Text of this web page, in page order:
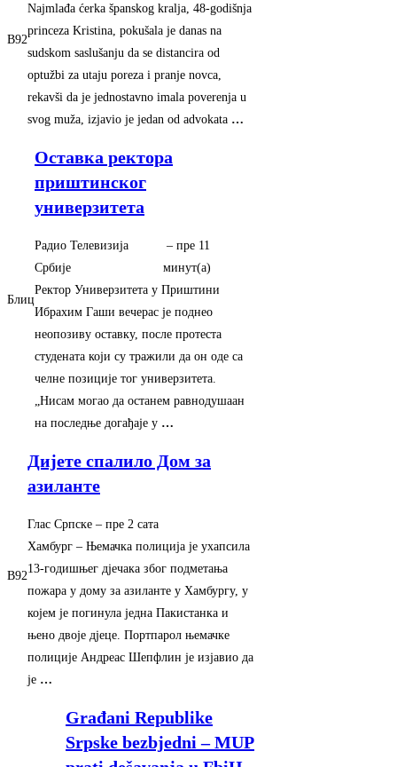
B92
Najmlađa ćerka španskog kralja, 48-godišnja
princeza Kristina, pokušala je danas na
sudskom saslušanju da se distancira od
optužbi za utaju poreza i pranje novca,
rekavši da je jednostavno imala poverenja u
svog muža, izjavio je jedan od advokata …
Блиц
Оставка ректора
приштинског
универзитета
Радио Телевизија
Србије
– ‎пре 11
минут(а)‎
Ректор Универзитета у Приштини
Ибрахим Гаши вечерас је поднео
неопозиву оставку, после протеста
студената који су тражили да он оде са
челне позиције тог универзитета.
„Нисам могао да останем равнодушаан
на последње догађаје у …
B92
Дијете спалило Дом за
азиланте
Глас Српске – ‎пре 2 сата‎
Хамбург – Њемачка полиција је ухапсила
13-годишњег дјечака због подметања
пожара у дому за азиланте у Хамбургу, у
којем је погинула једна Пакистанка и
њено двоје дјеце. Портпарол њемачке
полиције Андреас Шепфлин је изјавио да
је …
Građani Republike
Srpske bezbjedni – MUP